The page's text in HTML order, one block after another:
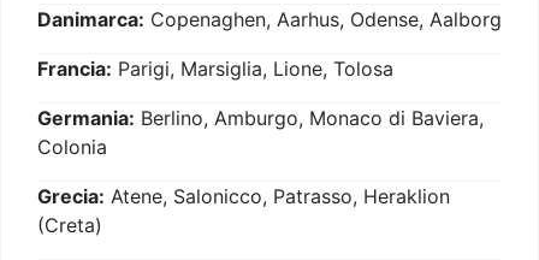
Danimarca: Copenaghen, Aarhus, Odense, Aalborg
Francia: Parigi, Marsiglia, Lione, Tolosa
Germania: Berlino, Amburgo, Monaco di Baviera,
Colonia
Grecia: Atene, Salonicco, Patrasso, Heraklion
(Creta)